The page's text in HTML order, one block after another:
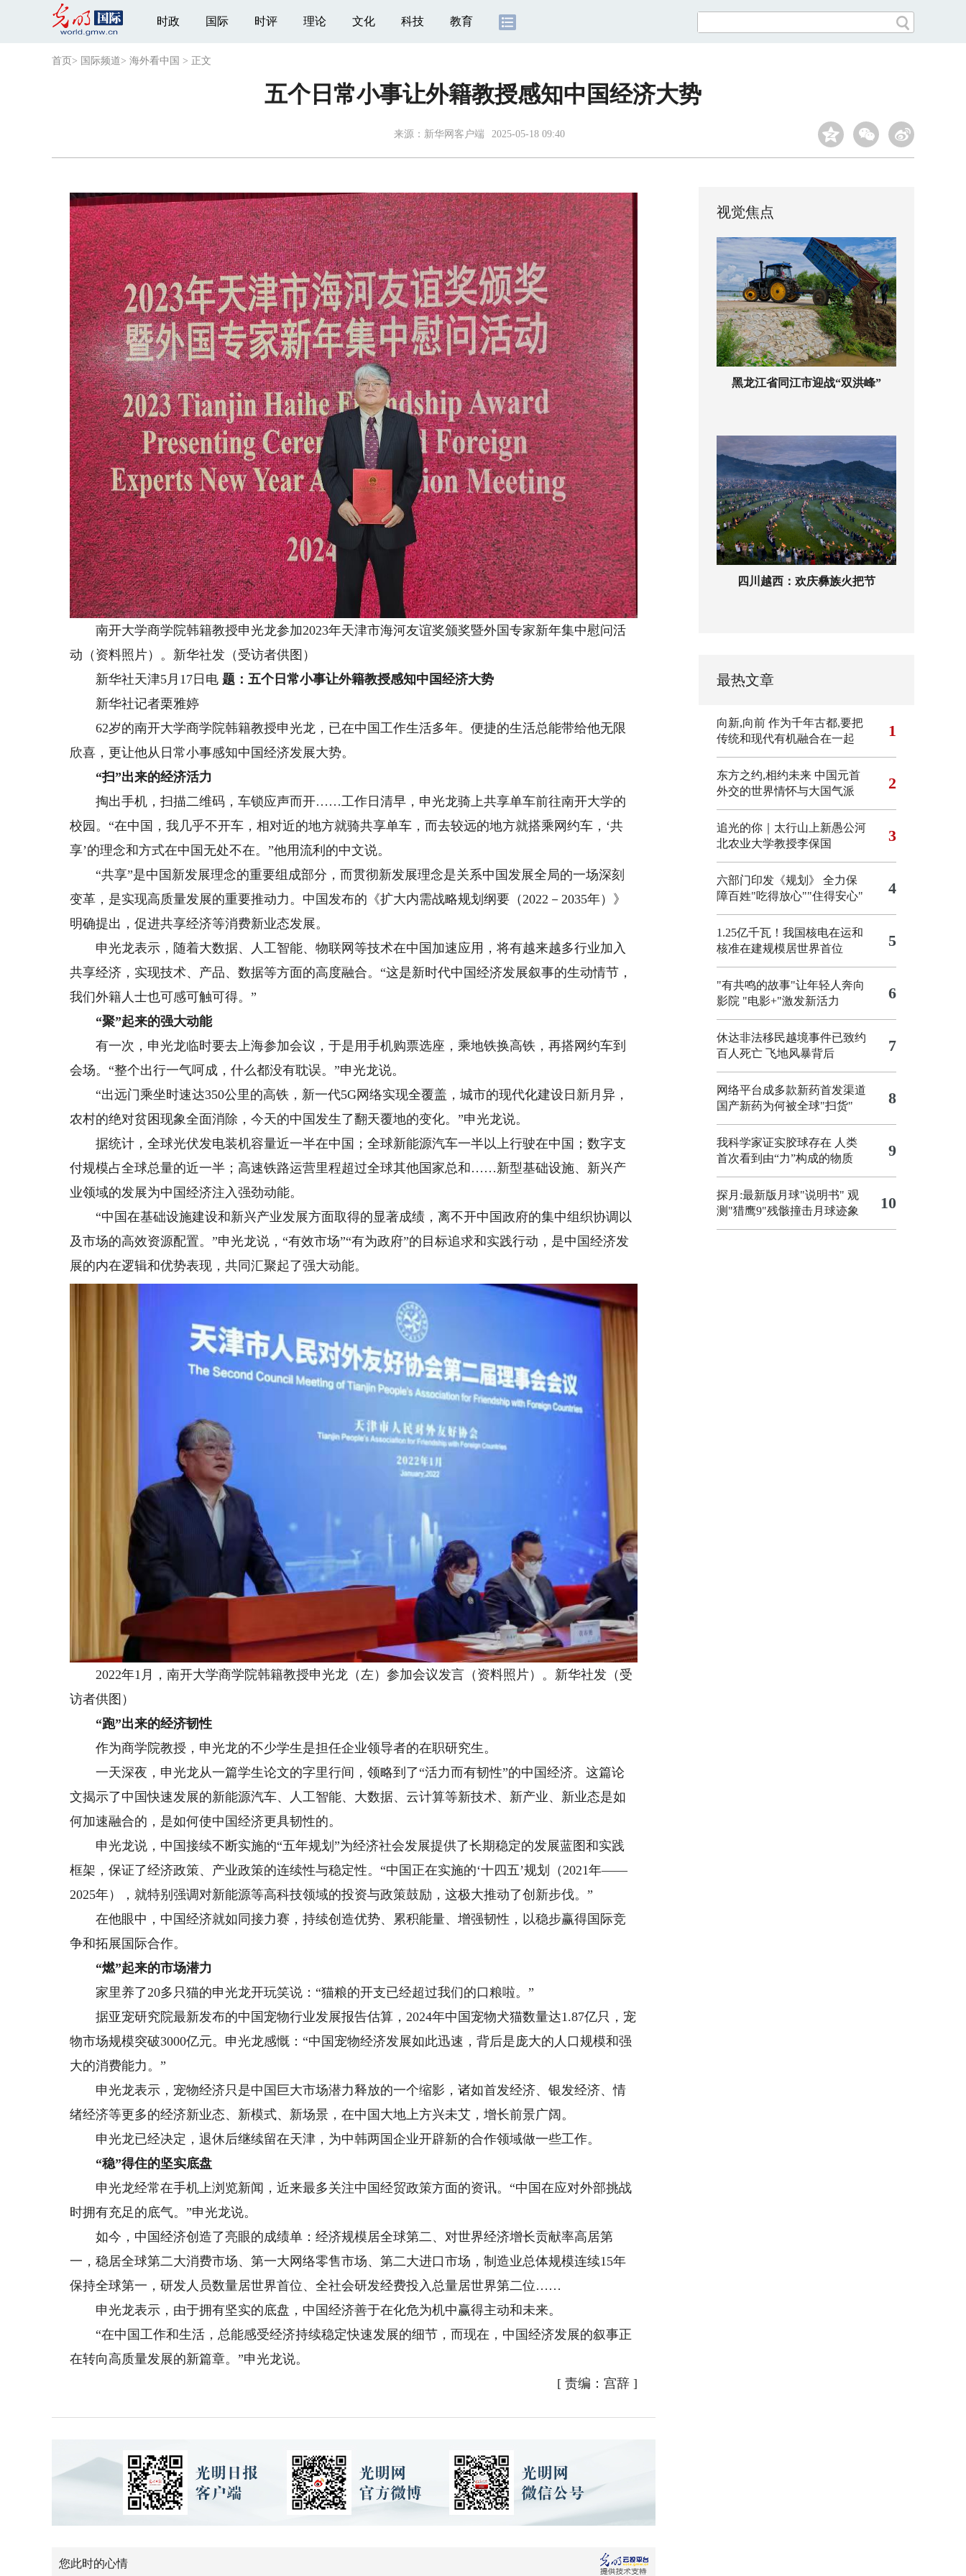
时政 国际 时评 理论 文化 科技 教育
首页 > 国际频道> 海外看中国 > 正文
五个日常小事让外籍教授感知中国经济大势
来源：新华网客户端 2025-05-18 09:40
南开大学商学院韩籍教授申光龙参加2023年天津市海河友谊奖颁奖暨外国专家新年集中慰问活
动（资料照片）。新华社发（受访者供图）
新华社天津5月17日电题：五个日常小事让外籍教授感知中国经济大势
新华社记者栗雅婷
62岁的南开大学商学院韩籍教授申光龙，已在中国工作生活多年。便捷的生活总能带给他无限
欣喜，更让他从日常小事感知中国经济发展大势。
“扫”出来的经济活力
掏出手机，扫描二维码，车锁应声而开……工作日清早，申光龙骑上共享单车前往南开大学的
校园。“在中国，我几乎不开车，相对近的地方就骑共享单车，而去较远的地方就搭乘网约车，‘共
享’的理念和方式在中国无处不在。”他用流利的中文说。
“共享”是中国新发展理念的重要组成部分，而贯彻新发展理念是关系中国发展全局的一场深刻
变革，是实现高质量发展的重要推动力。中国发布的《扩大内需战略规划纲要（2022－2035年）》
明确提出，促进共享经济等消费新业态发展。
申光龙表示，随着大数据、人工智能、物联网等技术在中国加速应用，将有越来越多行业加入
共享经济，实现技术、产品、数据等方面的高度融合。“这是新时代中国经济发展叙事的生动情节，
我们外籍人士也可感可触可得。”
“聚”起来的强大动能
有一次，申光龙临时要去上海参加会议，于是用手机购票选座，乘地铁换高铁，再搭网约车到
会场。“整个出行一气呵成，什么都没有耽误。”申光龙说。
“出远门乘坐时速达350公里的高铁，新一代5G网络实现全覆盖，城市的现代化建设日新月异，
农村的绝对贫困现象全面消除，今天的中国发生了翻天覆地的变化。”申光龙说。
据统计，全球光伏发电装机容量近一半在中国；全球新能源汽车一半以上行驶在中国；数字支
付规模占全球总量的近一半；高速铁路运营里程超过全球其他国家总和……新型基础设施、新兴产
业领域的发展为中国经济注入强劲动能。
“中国在基础设施建设和新兴产业发展方面取得的显著成绩，离不开中国政府的集中组织协调以
及市场的高效资源配置。”申光龙说，“有效市场”“有为政府”的目标追求和实践行动，是中国经济发
展的内在逻辑和优势表现，共同汇聚起了强大动能。
2022年1月，南开大学商学院韩籍教授申光龙（左）参加会议发言（资料照片）。新华社发（受
访者供图）
“跑”出来的经济韧性
作为商学院教授，申光龙的不少学生是担任企业领导者的在职研究生。
一天深夜，申光龙从一篇学生论文的字里行间，领略到了“活力而有韧性”的中国经济。这篇论
文揭示了中国快速发展的新能源汽车、人工智能、大数据、云计算等新技术、新产业、新业态是如
何加速融合的，是如何使中国经济更具韧性的。
申光龙说，中国接续不断实施的“五年规划”为经济社会发展提供了长期稳定的发展蓝图和实践
框架，保证了经济政策、产业政策的连续性与稳定性。“中国正在实施的‘十四五’规划（2021年——
2025年），就特别强调对新能源等高科技领域的投资与政策鼓励，这极大推动了创新步伐。”
在他眼中，中国经济就如同接力赛，持续创造优势、累积能量、增强韧性，以稳步赢得国际竞
争和拓展国际合作。
“燃”起来的市场潜力
家里养了20多只猫的申光龙开玩笑说：“猫粮的开支已经超过我们的口粮啦。”
据亚宠研究院最新发布的中国宠物行业发展报告估算，2024年中国宠物犬猫数量达1.87亿只，宠
物市场规模突破3000亿元。申光龙感慨：“中国宠物经济发展如此迅速，背后是庞大的人口规模和强
大的消费能力。”
申光龙表示，宠物经济只是中国巨大市场潜力释放的一个缩影，诸如首发经济、银发经济、情
绪经济等更多的经济新业态、新模式、新场景，在中国大地上方兴未艾，增长前景广阔。
申光龙已经决定，退休后继续留在天津，为中韩两国企业开辟新的合作领域做一些工作。
“稳”得住的坚实底盘
申光龙经常在手机上浏览新闻，近来最多关注中国经贸政策方面的资讯。“中国在应对外部挑战
时拥有充足的底气。”申光龙说。
如今，中国经济创造了亮眼的成绩单：经济规模居全球第二、对世界经济增长贡献率高居第
一，稳居全球第二大消费市场、第一大网络零售市场、第二大进口市场，制造业总体规模连续15年
保持全球第一，研发人员数量居世界首位、全社会研发经费投入总量居世界第二位……
申光龙表示，由于拥有坚实的底盘，中国经济善于在化危为机中赢得主动和未来。
“在中国工作和生活，总能感受经济持续稳定快速发展的细节，而现在，中国经济发展的叙事正
在转向高质量发展的新篇章。”申光龙说。
[ 责编：宫辞]
您此时的心情
视觉焦点
黑龙江省同江市迎战“双洪峰”
四川越西：欢庆彝族火把节
最热文章
向新,向前 作为千年古都,要把
传统和现代有机融合在一起
1
东方之约,相约未来 中国元首
外交的世界情怀与大国气派
2
追光的你｜太行山上新愚公河
北农业大学教授李保国
3
六部门印发《规划》 全力保
障百姓"吃得放心""住得安心"
4
1.25亿千瓦！我国核电在运和
核准在建规模居世界首位
5
"有共鸣的故事"让年轻人奔向
影院 "电影+"激发新活力 6
休达非法移民越境事件已致约
百人死亡 飞地风暴背后 7
网络平台成多款新药首发渠道
国产新药为何被全球"扫货"
8
我科学家证实胶球存在 人类
首次看到由“力”构成的物质
9
探月:最新版月球"说明书" 观
测"猎鹰9"残骸撞击月球迹象
10